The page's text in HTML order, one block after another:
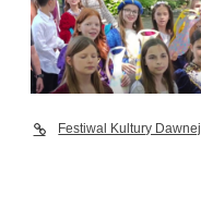
Festiwal Kultury Dawnej